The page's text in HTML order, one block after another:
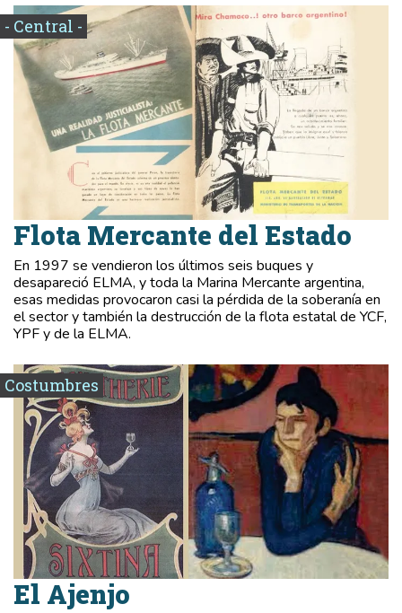
- Central -
Flota Mercante del Estado
En 1997 se vendieron los últimos seis buques y
desapareció ELMA, y toda la Marina Mercante argentina,
esas medidas provocaron casi la pérdida de la soberanía en
el sector y también la destrucción de la flota estatal de YCF,
YPF y de la ELMA.
Costumbres
El Ajenjo